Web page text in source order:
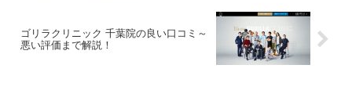
ゴリラクリニック 千葉院の良い口コミ～
悪い評価まで解説！